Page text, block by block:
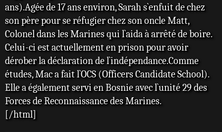
ans).Agée de 17 ans environ, Sarah s`enfuit de chez
son père pour se réfugier chez son oncle Matt,
Colonel dans les Marines qui l`aida à arrêté de boire.
Celui-ci est actuellement en prison pour avoir
dérober la déclaration de l`indépendance.Comme
études, Mac a fait l`OCS (Officers Candidate School).
Elle a également servi en Bosnie avec l`unité 29 des
Forces de Reconnaissance des Marines.
[/html]